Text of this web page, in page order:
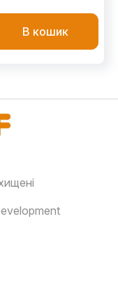
В кошик